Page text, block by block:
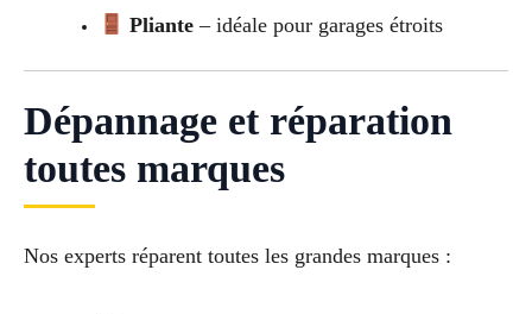
Pliante – idéale pour garages étroits
Dépannage et réparation
toutes marques
Nos experts réparent toutes les grandes marques :